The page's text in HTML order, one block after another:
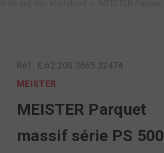
Réf : E.62.200.3665.32474
MEISTER
MEISTER Parquet
massif série PS 500